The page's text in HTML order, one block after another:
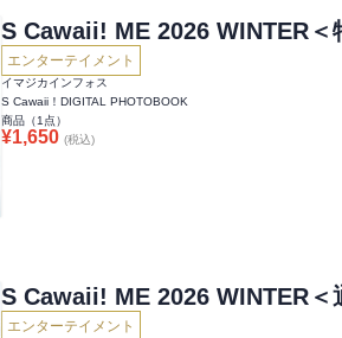
S Cawaii! ME 2026 WINTER＜
エンターテイメント
イマジカインフォス
S Cawaii！DIGITAL PHOTOBOOK
商品（1 点）
¥1,650 (税込)
S Cawaii! ME 2026 WINTER＜
エンターテイメント